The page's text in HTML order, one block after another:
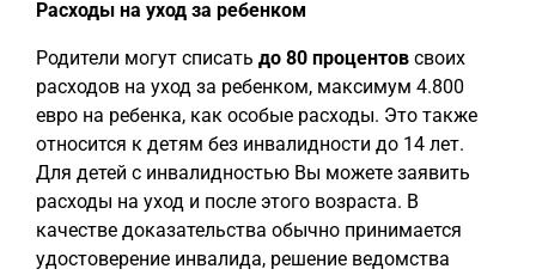
Расходы на уход за ребенком
Родители могут списать до 80 процентов своих
расходов на уход за ребенком, максимум 4.800
евро на ребенка, как особые расходы. Это также
относится к детям без инвалидности до 14 лет.
Для детей с инвалидностью Вы можете заявить
расходы на уход и после этого возраста. В
качестве доказательства обычно принимается
удостоверение инвалида, решение ведомства